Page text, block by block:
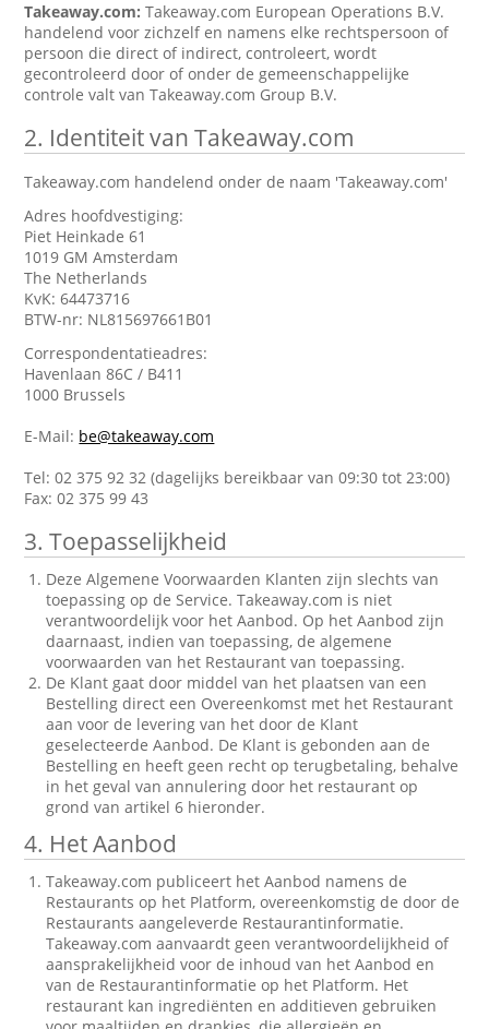
Takeaway.com:Takeaway.com European Operations B.V.
handelend voor zichzelf en namens elke rechtspersoon of
persoon die direct of indirect, controleert, wordt
gecontroleerd door of onder de gemeenschappelijke
controle valt van Takeaway.com Group B.V.
2. Identiteit van Takeaway.com
Takeaway.com handelend onder de naam 'Takeaway.com'
Adres hoofdvestiging:
Piet Heinkade 61
1019 GM Amsterdam
The Netherlands
KvK: 64473716
BTW-nr: NL815697661B01
Correspondentatieadres:
Havenlaan 86C / B411
1000 Brussels
E-Mail: be@takeaway.com
Tel: 02 375 92 32 (dagelijks bereikbaar van 09:30 tot 23:00)
Fax: 02 375 99 43
3. Toepasselijkheid
Deze Algemene Voorwaarden Klanten zijn slechts van
toepassing op de Service. Takeaway.com is niet
verantwoordelijk voor het Aanbod. Op het Aanbod zijn
daarnaast, indien van toepassing, de algemene
voorwaarden van het Restaurant van toepassing.
De Klant gaat door middel van het plaatsen van een
Bestelling direct een Overeenkomst met het Restaurant
aan voor de levering van het door de Klant
geselecteerde Aanbod. De Klant is gebonden aan de
Bestelling en heeft geen recht op terugbetaling, behalve
in het geval van annulering door het restaurant op
grond van artikel 6 hieronder.
4. Het Aanbod
Takeaway.com publiceert het Aanbod namens de
Restaurants op het Platform, overeenkomstig de door de
Restaurants aangeleverde Restaurantinformatie.
Takeaway.com aanvaardt geen verantwoordelijkheid of
aansprakelijkheid voor de inhoud van het Aanbod en
van de Restaurantinformatie op het Platform. Het
restaurant kan ingrediënten en additieven gebruiken